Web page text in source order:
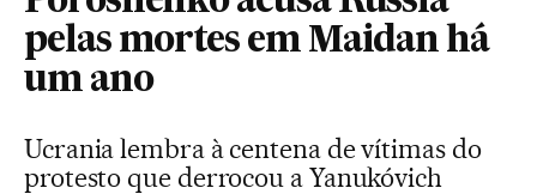
pelas mortes em Maidan há
um ano
Ucrania lembra à centena de vítimas do
protesto que derrocou a Yanukóvich